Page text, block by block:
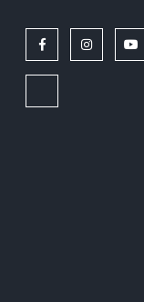
facebookinstagram